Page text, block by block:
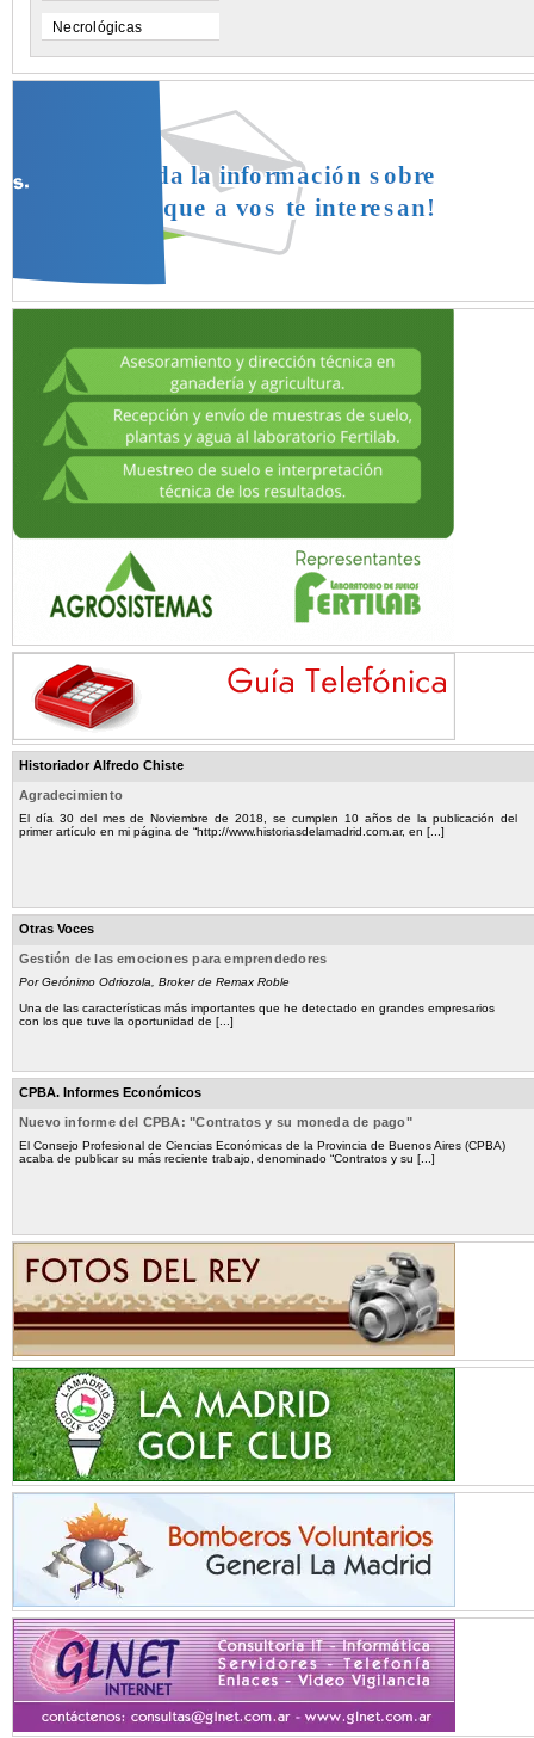
Necrológicas
Historiador Alfredo Chiste
Agradecimiento
El día 30 del mes de Noviembre de 2018, se cumplen 10 años de la publicación del
primer artículo en mi página de “http://www.historiasdelamadrid.com.ar, en [...]
Otras Voces
Gestión de las emociones para emprendedores
Por Gerónimo Odriozola, Broker de Remax Roble
Una de las características más importantes que he detectado en grandes empresarios
con los que tuve la oportunidad de [...]
CPBA. Informes Económicos
Nuevo informe del CPBA: "Contratos y su moneda de pago"
El Consejo Profesional de Ciencias Económicas de la Provincia de Buenos Aires (CPBA)
acaba de publicar su más reciente trabajo, denominado “Contratos y su [...]